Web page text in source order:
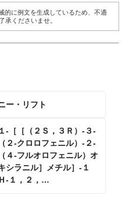
的に例文を生成しているため、不適
承くださいませ。
ー・リフト
１‐［［（２Ｓ，３Ｒ）‐３‐
（２‐クロロフェニル）‐２‐
（４‐フルオロフェニル）オ
シラニル］メチル］‐１
Ｈ‐１，２，…